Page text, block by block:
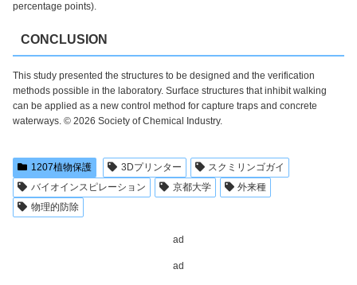
percentage points).
CONCLUSION
This study presented the structures to be designed and the verification
methods possible in the laboratory. Surface structures that inhibit walking
can be applied as a new control method for capture traps and concrete
waterways. © 2026 Society of Chemical Industry.
1207植物保護 3Dプリンター
スクミリンゴガイ
バイオインスピレーション
京都大学
外来種
物理的防除
ad
ad